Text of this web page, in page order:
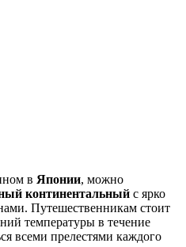
в Японии, можно
континентальный с ярко
Путешественникам стоит
температуры в течение
всеми прелестями каждого